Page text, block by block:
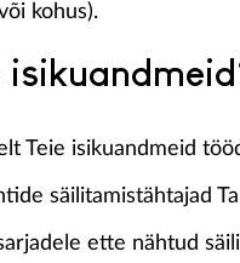
kohus).
Teie isikuandmeid
säilitamistähtajad
ette nähtud